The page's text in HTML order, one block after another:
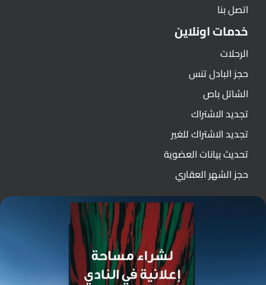
اتصل بنا
خدمات اونلاين
الرحلات
حجز البادل تنس
الشاتل باص
تجديد الاشتراك
تجديد الاشتراك للغير
تحديث بيانات العضوية
حجز الشهر العقاري